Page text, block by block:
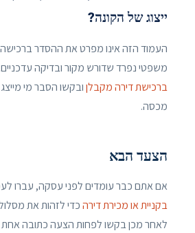
ייצוג של הקונה?
העמוד הזה אינו מפרט את ההסדר
משפטי נפרד שדורש מקור ובדיקה
ברכישת דירה מקבלןובקשו הסבר מי
מכסה.
הצעד הבא
אם אתם כבר עומדים לפני עסקה, עברו
בקניית או מכירת דירהכדי לזהות את
לאחר מכן בקשו לפחות הצעה כתובה